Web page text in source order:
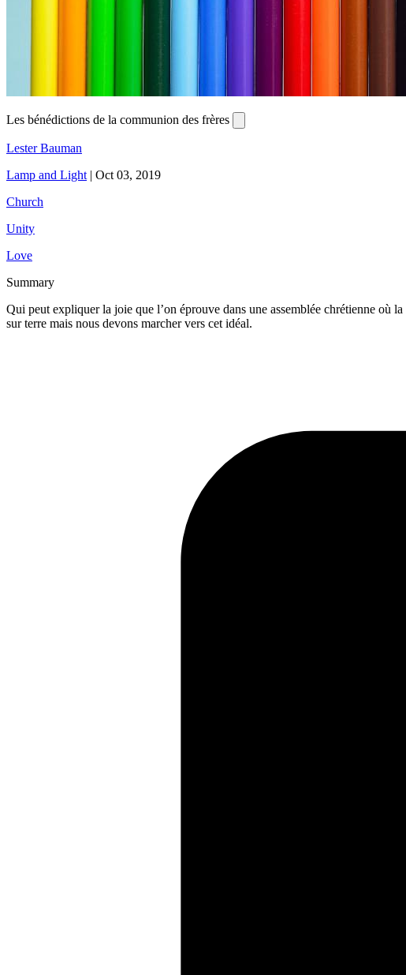
Les bénédictions de la communion des frères
Lester Bauman
Lamp and Light | Oct 03, 2019
Church
Unity
Love
Summary
Qui peut expliquer la joie que l’on éprouve dans une assemblée chrétienne où
sur terre mais nous devons marcher vers cet idéal.